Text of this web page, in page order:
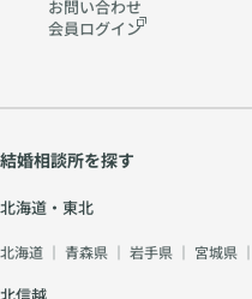
お問い合わせ
会員ログイン
結婚相談所を探す
北海道・東北
北海道 ｜ 青森県 ｜ 岩手県 ｜ 宮城県 ｜
北信越